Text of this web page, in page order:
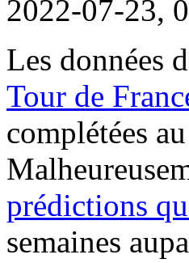
2022-07-23,
Les données
Tour de
complétées
prédictions
semaines